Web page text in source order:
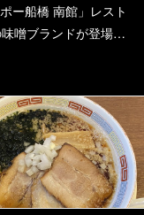
ー船橋 南館」レスト
噌ブランドが登場…